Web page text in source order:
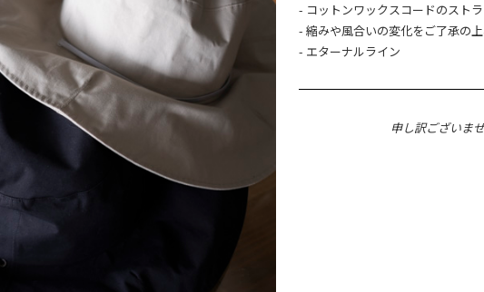
- コットンワックスコードのスト
- 縮みや風合いの変化をご了承の
- エターナルライン
申し訳ございま